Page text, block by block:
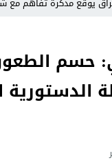
المالية الخانقة .. إدارة الدولة تتفق على
الفصائل العراقية
حسم
الدستورية